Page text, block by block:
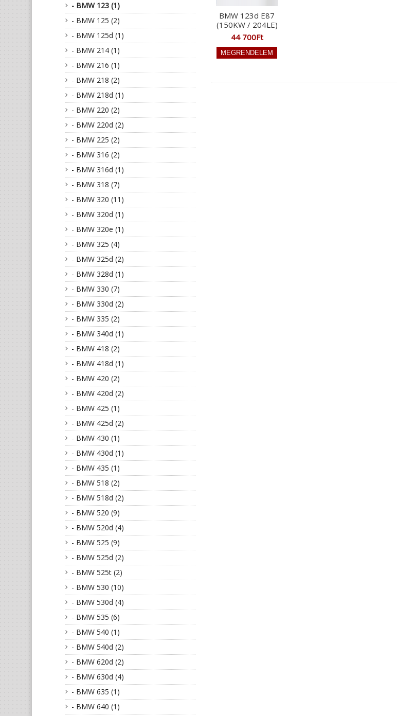
- BMW 123 (1)
- BMW 125 (2)
- BMW 125d (1)
- BMW 214 (1)
- BMW 216 (1)
- BMW 218 (2)
- BMW 218d (1)
- BMW 220 (2)
- BMW 220d (2)
- BMW 225 (2)
- BMW 316 (2)
- BMW 316d (1)
- BMW 318 (7)
- BMW 320 (11)
- BMW 320d (1)
- BMW 320e (1)
- BMW 325 (4)
- BMW 325d (2)
- BMW 328d (1)
- BMW 330 (7)
- BMW 330d (2)
- BMW 335 (2)
- BMW 340d (1)
- BMW 418 (2)
- BMW 418d (1)
- BMW 420 (2)
- BMW 420d (2)
- BMW 425 (1)
- BMW 425d (2)
- BMW 430 (1)
- BMW 430d (1)
- BMW 435 (1)
- BMW 518 (2)
- BMW 518d (2)
- BMW 520 (9)
- BMW 520d (4)
- BMW 525 (9)
- BMW 525d (2)
- BMW 525t (2)
- BMW 530 (10)
- BMW 530d (4)
- BMW 535 (6)
- BMW 540 (1)
- BMW 540d (2)
- BMW 620d (2)
- BMW 630d (4)
- BMW 635 (1)
- BMW 640 (1)
BMW 123d E87
(150KW / 204LE)
44 700Ft